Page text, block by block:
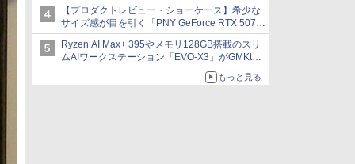
けは上昇傾向 [8月前半のHDD価格]
【プロダクトレビュー・ショーケース】希少な
サイズ感が目を引く「PNY GeForce RTX 5070
Ti 16GB OC SLIM」。準ハイエンドでも2スロ
ット厚で長さ30cm切り！スリムボディでもパフ
ォーマンスと冷却は万全 text by 内田 泰仁
Ryzen AI Max+ 395やメモリ128GB搭載のスリ
ムAIワークステーション「EVO-X3」がGMKtec
もっと見る